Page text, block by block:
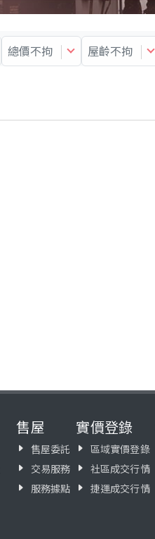
總價不拘 屋齡不拘
售屋
售屋委託
交易服務
服務據點
實價登錄
區域實價登錄
社區成交行情
捷運成交行情